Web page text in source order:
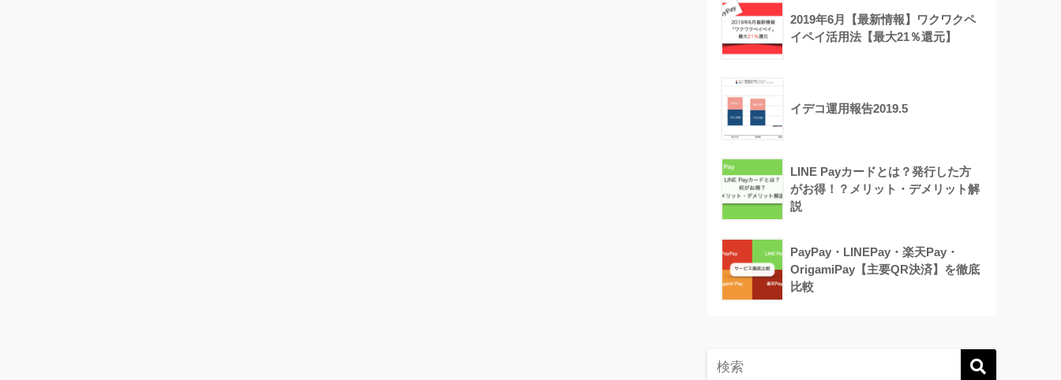
2019年6月【最新情報】ワクワクペ
イペイ活用法【最大21％還元】
イデコ運用報告2019.5
LINE Payカードとは？発行した方
がお得！？メリット・デメリット解
説
PayPay・LINEPay・楽天Pay・
OrigamiPay【主要QR決済】を徹底
比較